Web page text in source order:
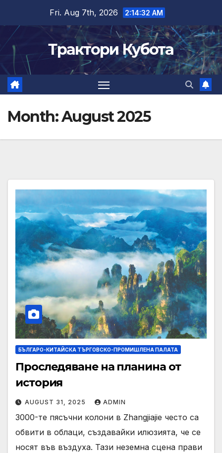
content
Fri. Aug 7th, 2026 2:14:34 AM
Трактори Кубота
Month:August 2025
БЪЛГАРО-КИТАЙСКА ТЪРГОВСКО-ПРОМИШЛЕНА ПАЛАТА
Проследяване на планина от
история
AUGUST 31, 2025 ADMIN
3000-те пясъчни колони в Zhangjiajie често са
обвити в облаци, създавайки илюзията, че се
носят във въздуха. Тази неземна сцена прави